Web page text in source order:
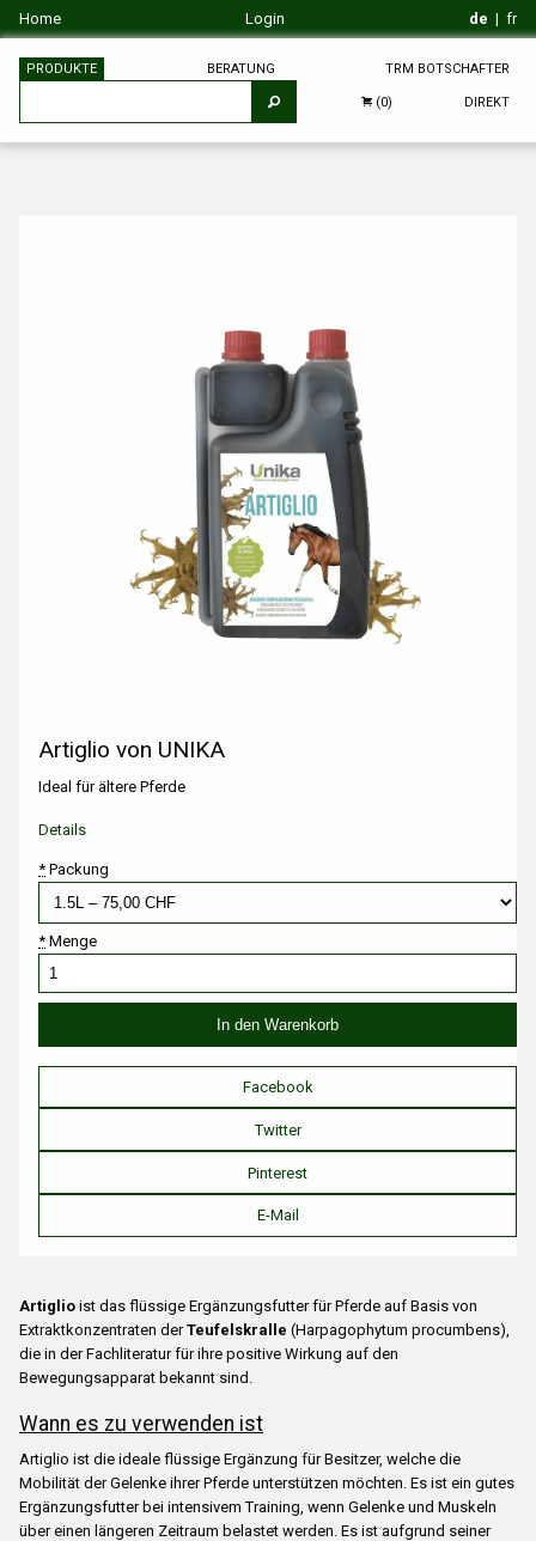
Home Login de | fr
PRODUKTE BERATUNG TRM BOTSCHAFTER
(0) DIREKT
Artiglio von UNIKA
Ideal für ältere Pferde
Details
* Packung
* Menge
Facebook
Twitter
Pinterest
E-Mail
Artiglio ist das flüssige Ergänzungsfutter für Pferde auf Basis von
Extraktkonzentraten derTeufelskralle (Harpagophytum procumbens),
die in der Fachliteratur für ihre positive Wirkung auf den
Bewegungsapparat bekannt sind.
Wann es zu verwenden ist
Artiglio ist die ideale flüssige Ergänzung für Besitzer, welche die
Mobilität der Gelenke ihrer Pferde unterstützen möchten. Es ist ein gutes
Ergänzungsfutter bei intensivem Training, wenn Gelenke und Muskeln
über einen längeren Zeitraum belastet werden. Es ist aufgrund seiner